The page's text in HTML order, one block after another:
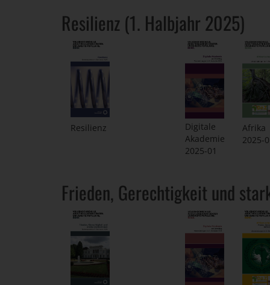
Resilienz (1. Halbjahr 2025)
Resilienz
Digitale
Akademie
2025-01
Afrika
2025-
Frieden, Gerechtigkeit und